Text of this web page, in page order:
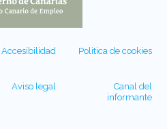
Accesibilidad Politica de cookies
Aviso legal
Canal del
informante